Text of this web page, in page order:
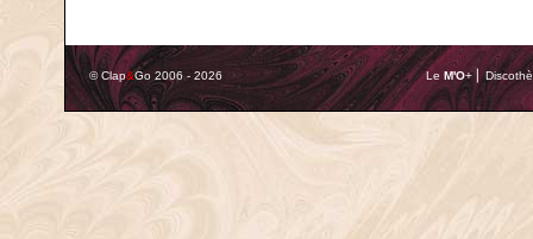
© Clap&Go 2006 - 2026 Le M'O+ ⎢